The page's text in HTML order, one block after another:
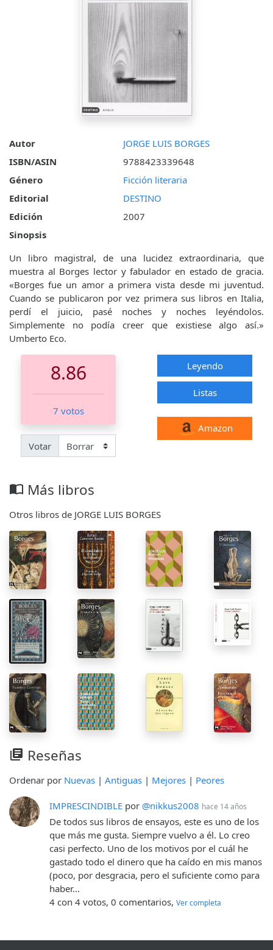
Autor
JORGE LUIS BORGES
ISBN/ASIN
9788423339648
Género
Ficción literaria
Editorial
DESTINO
Edición
2007
Sinopsis
Un libro magistral, de una lucidez extraordinaria, que
muestra al Borges lector y fabulador en estado de gracia.
«Borges fue un amor a primera vista desde mi juventud.
Cuando se publicaron por vez primera sus libros en Italia,
perdí el juicio, pasé noches y noches leyéndolos.
Simplemente no podía creer que existiese algo así.»
Umberto Eco.
8.86
7 votos
Votar
Leyendo
Listas
Amazon
import_contacts Más libros
Otros libros de JORGE LUIS BORGES
library_books Reseñas
Ordenar por Nuevas | Antiguas | Mejores | Peores
IMPRESCINDIBLE por @nikkus2008 hace 14 años
De todos sus libros de ensayos, este es uno de los
que más me gusta. Siempre vuelvo a él. Lo creo
casi perfecto. Uno de los motivos por el cuál he
gastado todo el dinero que ha caído en mis manos
(poco, por desgracia, pero el suficiente como para
haber...
4 con 4 votos, 0 comentarios, Ver completa